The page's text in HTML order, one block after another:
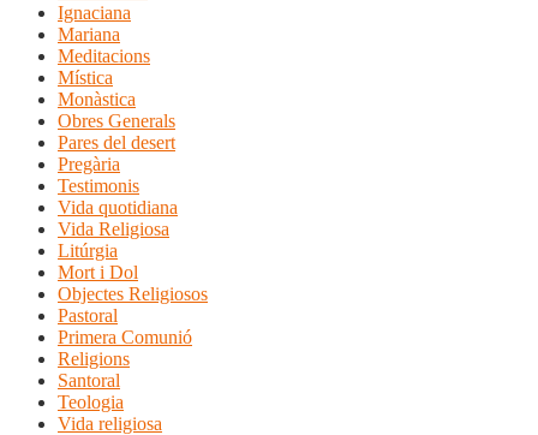
Ignaciana
Mariana
Meditacions
Mística
Monàstica
Obres Generals
Pares del desert
Pregària
Testimonis
Vida quotidiana
Vida Religiosa
Litúrgia
Mort i Dol
Objectes Religiosos
Pastoral
Primera Comunió
Religions
Santoral
Teologia
Vida religiosa